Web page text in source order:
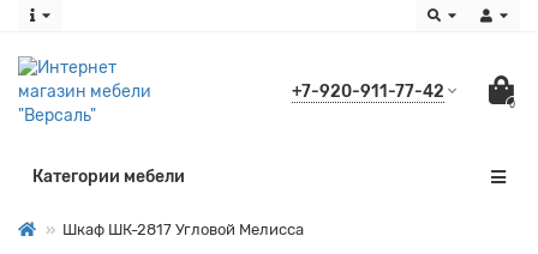
+7-920-911-77-42
0
Категории мебели
Шкаф ШК-2817 Угловой Мелисса